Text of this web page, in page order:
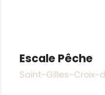
Escale Pêche
Saint-Gilles-Croix-